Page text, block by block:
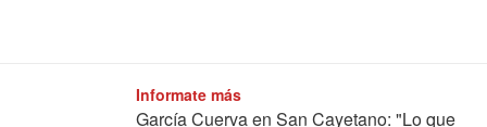
Informate más
García Cuerva en San Cayetano: "Lo que